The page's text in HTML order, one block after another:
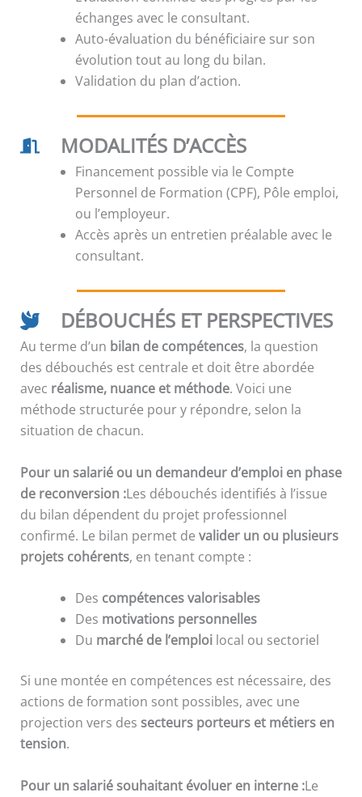
échanges avec le consultant.
Auto-évaluation du bénéficiaire sur son
évolution tout au long du bilan.
Validation du plan d’action.
MODALITÉS D’ACCÈS
Financement possible via le Compte
Personnel de Formation (CPF), Pôle emploi,
ou l’employeur.
Accès après un entretien préalable avec le
consultant.
DÉBOUCHÉS ET PERSPECTIVES
Au terme d’un bilan de compétences, la question
des débouchés est centrale et doit être abordée
avec réalisme, nuance et méthode. Voici une
méthode structurée pour y répondre, selon la
situation de chacun.
Pour un salarié ou un demandeur d’emploi en phase
de reconversion :Les débouchés identifiés à l’issue
du bilan dépendent du projet professionnel
confirmé. Le bilan permet de valider un ou plusieurs
projets cohérents, en tenant compte :
Des compétences valorisables
Des motivations personnelles
Du marché de l’emploi local ou sectoriel
Si une montée en compétences est nécessaire, des
actions de formation sont possibles, avec une
projection vers des secteurs porteurs et métiers en
tension.
Pour un salarié souhaitant évoluer en interne :Le